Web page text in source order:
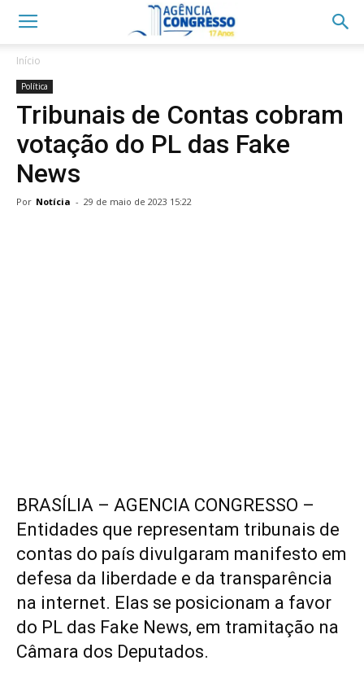
Início
Política
Tribunais de Contas cobram
votação do PL das Fake
News
Por Notícia - 29 de maio de 2023 15:22
BRASÍLIA – AGENCIA CONGRESSO –
Entidades que representam tribunais de
contas do país divulgaram manifesto em
defesa da liberdade e da transparência
na internet. Elas se posicionam a favor
do PL das Fake News, em tramitação na
Câmara dos Deputados.